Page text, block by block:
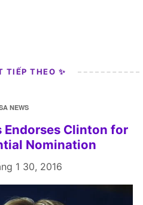
TIẾP THEO ✨
NEWS
Endorses Clinton for
Nomination
1 30, 2016